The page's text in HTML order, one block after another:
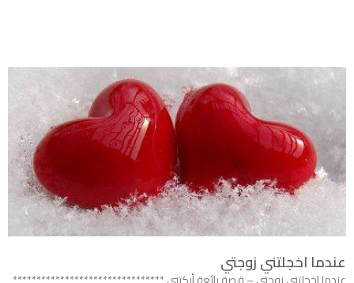
عندما اخجلتني زوجتي